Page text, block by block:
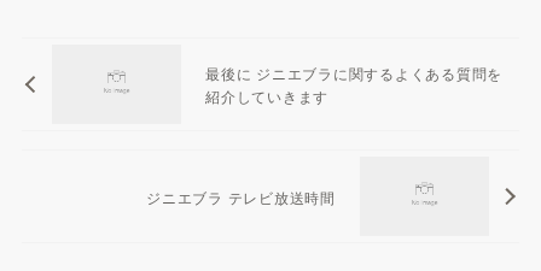
最後に ジニエブラに関するよくある質問を
紹介していきます
ジニエブラ テレビ放送時間